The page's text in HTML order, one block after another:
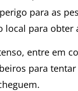
para as
local para obter
entre em
para